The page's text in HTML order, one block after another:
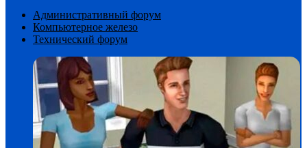
Административный форум
Компьютерное железо
Технический форум